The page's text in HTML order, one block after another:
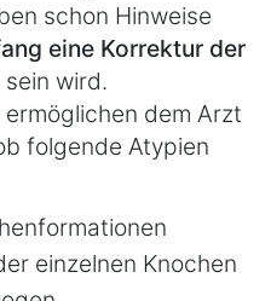
schon Hinweise
eine Korrektur der
wird.
dem Arzt
folgende Atypien
einzelnen Knochen